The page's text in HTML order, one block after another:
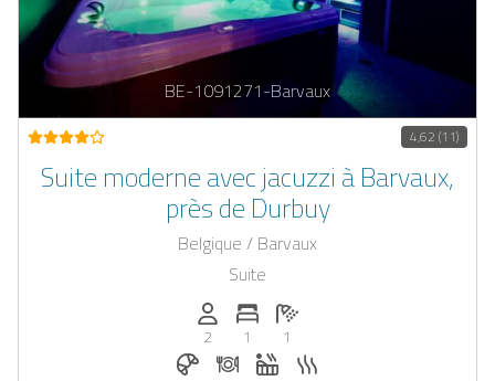
BE-1091271-Barvaux
4,62 (11)
Suite moderne avec jacuzzi à Barvaux,
près de Durbuy
Belgique / Barvaux
Suite
Personnes (max): 2
2
Nombre de chambres: 1
1
Nombre de salles de bain: 1
1
Petit-déjeuner réservable chez
Dîner sur demande
Jacuzzi